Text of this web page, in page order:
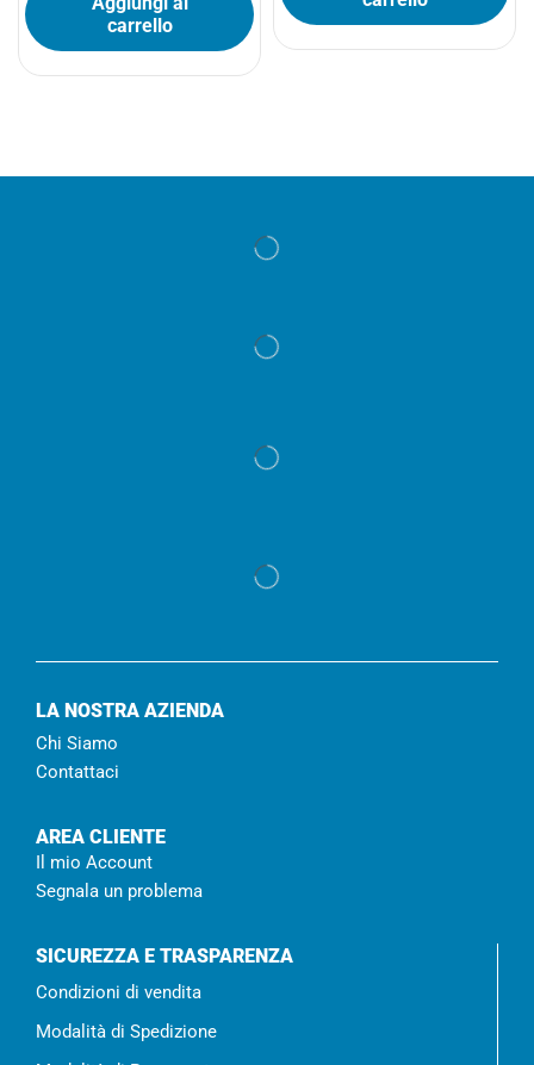
carrello
LA NOSTRA AZIENDA
Chi Siamo
Contattaci
AREA CLIENTE
Il mio Account
Segnala un problema
SICUREZZA E TRASPARENZA
Condizioni di vendita
Modalità di Spedizione